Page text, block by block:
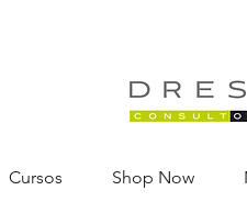
Cursos Shop Now